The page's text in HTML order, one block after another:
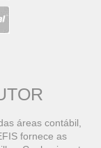
áreas contábil,
fornece as